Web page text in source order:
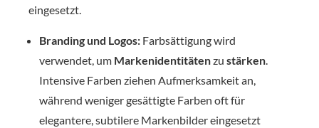
eingesetzt.
Branding und Logos: Farbsättigung wird
verwendet, um Markenidentitätenzu stärken.
Intensive Farben ziehen Aufmerksamkeit an,
während weniger gesättigte Farben oft für
elegantere, subtilere Markenbilder eingesetzt